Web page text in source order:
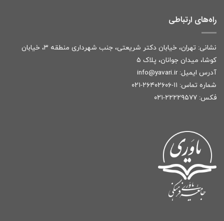
راه‌های ارتباطی
نشانی: تهران، خیابان دکتر شریعتی، جنب شهرداری منطقه ۳، خیابان
کوشا، میدان جوانان، پلاک ۵
آدرس ایمیل: info@yavari.ir
شماره تماس: ۱۱-۲۶۴۰۲۶۰۶-۰۲۱
فکس: ۲۲۲۲۹۵۷۷-۰۲۱